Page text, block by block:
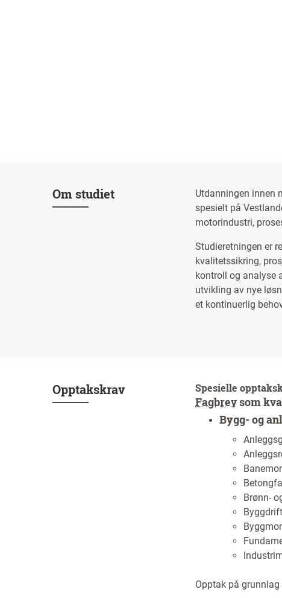
Om studiet
Utdanningen innen
spesielt på
motorindustri,
Studieretningen er
kvalitetssikring,
kontroll og analyse
utvikling av nye
et kontinuerlig
Opptakskrav Spesielle
Fagbrev som
Bygg- og
Brønn-
Opptak på